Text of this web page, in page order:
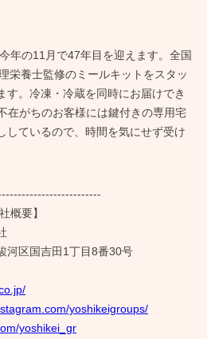
年の11月で47年目を迎えます。全国
栄養士監修のミールキットをスタッ
す。冷凍・冷蔵を同時にお届けでき
在がちのお客様には鍵付きの専用宅
しているので、時間を気にせず受け
概要】
河区国吉田1丁目8番30号
yoshikeigroups/
yoshikei_gr